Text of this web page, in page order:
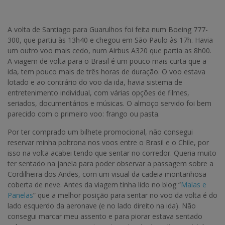
A volta de Santiago para Guarulhos foi feita num Boeing 777-
300, que partiu às 13h40 e chegou em São Paulo às 17h. Havia
um outro voo mais cedo, num Airbus A320 que partia as 8h00.
A viagem de volta para o Brasil é um pouco mais curta que a
ida, tem pouco mais de três horas de duração. O voo estava
lotado e ao contrário do voo da ida, havia sistema de
entretenimento individual, com várias opções de filmes,
seriados, documentários e músicas. O almoço servido foi bem
parecido com o primeiro voo: frango ou pasta.
Por ter comprado um bilhete promocional, não consegui
reservar minha poltrona nos voos entre o Brasil e o Chile, por
isso na volta acabei tendo que sentar no corredor. Queria muito
ter sentado na janela para poder observar a passagem sobre a
Cordilheira dos Andes, com um visual da cadeia montanhosa
coberta de neve. Antes da viagem tinha lido no blog “Malas e
Panelas” que a melhor posição para sentar no voo da volta é do
lado esquerdo da aeronave (e no lado direito na ida). Não
consegui marcar meu assento e para piorar estava sentado